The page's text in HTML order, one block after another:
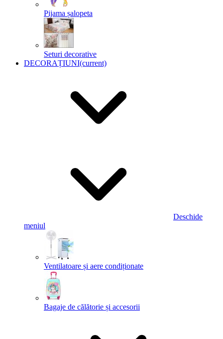
Pijama șalopeta
Seturi decorative
DECORAȚIUNI(current)
Deschide
meniul
Ventilatoare și aere condiționate
Bagaje de călătorie și accesorii